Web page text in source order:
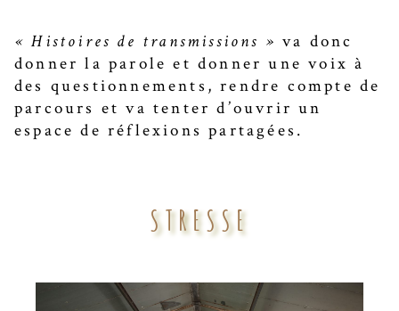
« Histoires de transmissions » va donc
donner la parole et donner une voix à
des questionnements, rendre compte de
parcours et va tenter d’ouvrir un
espace de réflexions partagées.
STRESSE